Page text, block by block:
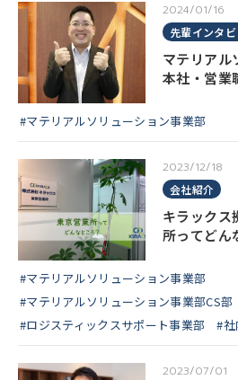
2024/01/16
先輩インタビ
マテリアル
本社・営
#マテリアルソリューション事業部
2023/12/18
会社紹介
キラックス
所ってどん
#マテリアルソリューション事業部
#マテリアルソリューション事業部CS部
#ロジスティックスサポート事業部
#
2023/07/01